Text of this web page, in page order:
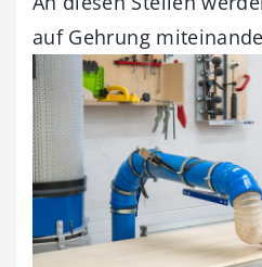
auf Gehrung